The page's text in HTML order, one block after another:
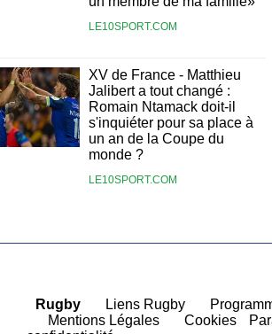
LE10SPORT.COM
XV de France - Matthieu
Jalibert a tout changé :
Romain Ntamack doit-il
s'inquiéter pour sa place à
un an de la Coupe du
monde ?
LE10SPORT.COM
Rugby Liens Rugby
Mentions Légales Cookies